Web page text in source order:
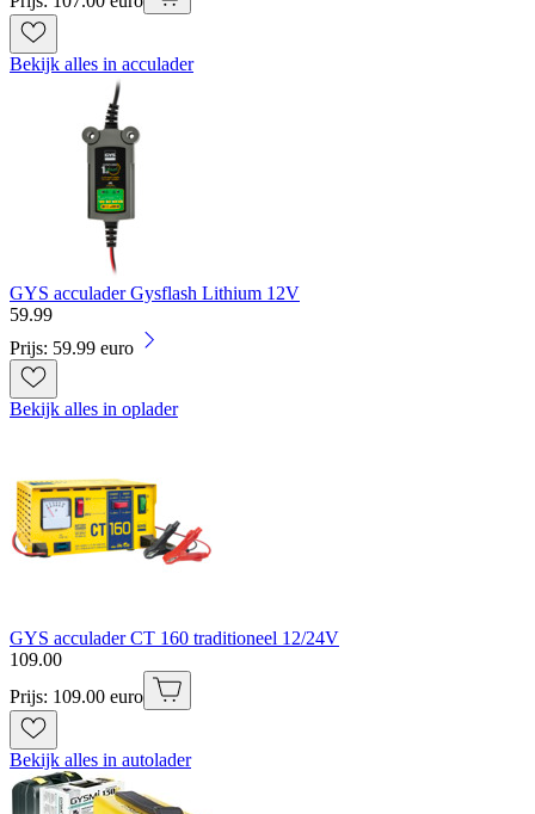
Bekijk alles in acculader
GYS acculader Gysflash Lithium 12V
59.99
Prijs: 59.99 euro
Bekijk alles in oplader
GYS acculader CT 160 traditioneel 12/24V
109.00
Prijs: 109.00 euro
Bekijk alles in autolader